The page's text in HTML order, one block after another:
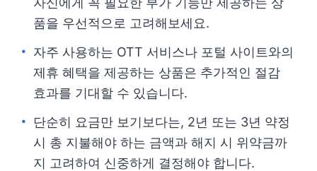
품을 우선적으로 고려해보세요.
자주 사용하는 OTT 서비스나 포털 사이트와의
제휴 혜택을 제공하는 상품은 추가적인 절감
효과를 기대할 수 있습니다.
단순히 요금만 보기보다는, 2년 또는 3년 약정
시 총 지불해야 하는 금액과 해지 시 위약금까
지 고려하여 신중하게 결정해야 합니다.